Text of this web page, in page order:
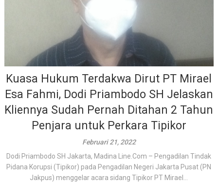
Kuasa Hukum Terdakwa Dirut PT Mirael
Esa Fahmi, Dodi Priambodo SH Jelaskan
Kliennya Sudah Pernah Ditahan 2 Tahun
Penjara untuk Perkara Tipikor
Februari 21, 2022
Dodi Priambodo SH Jakarta, Madina Line.Com – Pengadilan Tindak
Pidana Korupsi (Tipikor) pada Pengadilan Negeri Jakarta Pusat (PN
Jakpus) menggelar acara sidang Tipikor PT Mirael...